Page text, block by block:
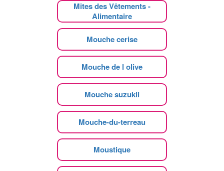
Mites des Vêtements -
Alimentaire
Mouche cerise
Mouche de l olive
Mouche suzukii
Mouche-du-terreau
Moustique